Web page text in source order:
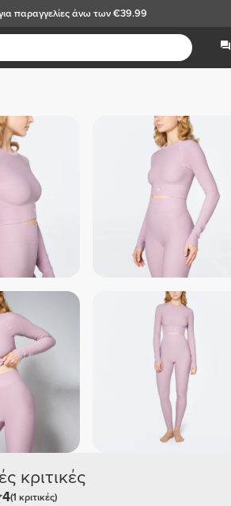
παραγγελίες άνω των €39.99
κριτικές
4(1 κριτικές)